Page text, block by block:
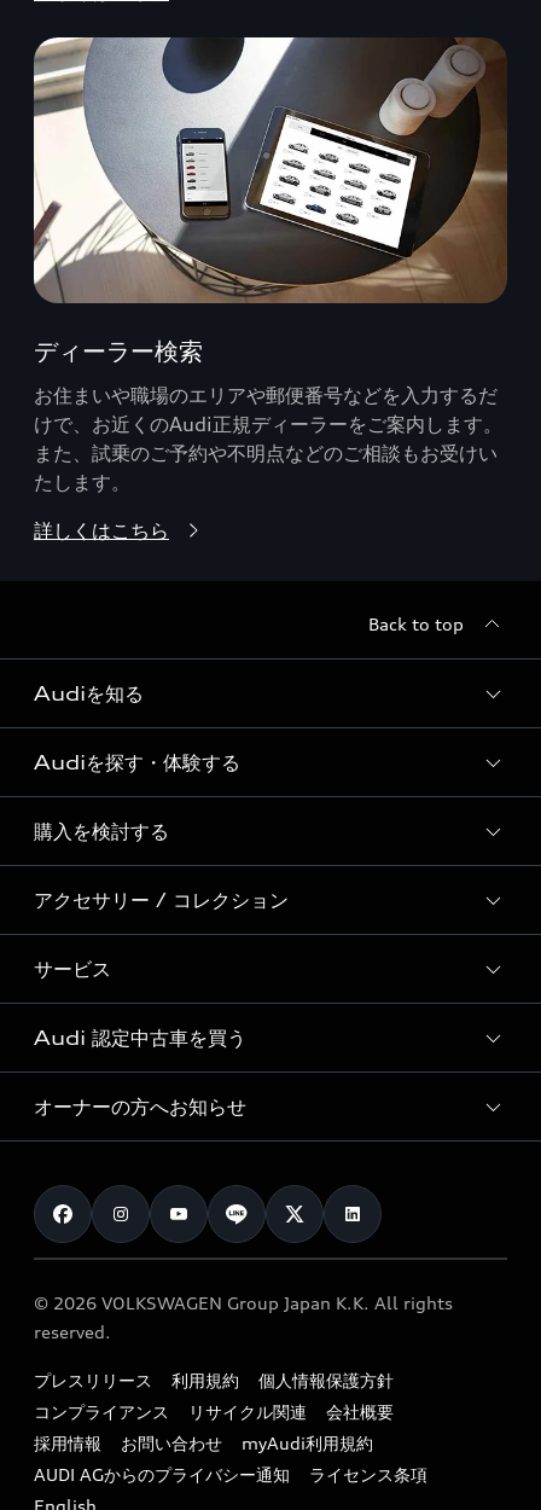
ディーラー検索
お住まいや職場のエリアや郵便番号などを入力するだ
けで、お近くのAudi正規ディーラーをご案内します。
また、試乗のご予約や不明点などのご相談もお受けい
たします。
詳しくはこちら
Back to top
Audiを知る
Audi ブランド
Story of Progress
Audi Sport
Formula 1®
デジタルサービス
Audiを探す・体験する
ディーラー検索
新車在庫検索
試乗車・展示車検索
見積り依頼
試乗予約
購入を検討する
モデル一覧
特別仕様モデル / 限定モデル
e-tronラインアップ
価格シミュレーション
車両比較
カタログ一覧
アクセサリー / コレクション
純正アクセサリー
オンラインショップ
Audi collection
アウディナビアプリ
サービス
サービス入庫予約
サービスプログラム
メンテナンス
車検 / 定期点検
e-tronアフターサポート
myAudi
Audi 認定中古車を買う
Audi認定中古車
クオリティ
保証
メンテナンス
ファイナンス
キャンペーン / イベント
買取査定
オーナーの方へお知らせ
お知らせ
オーナー様向けキャンペーン
特定整備適用車一覧
リサイクル法
よくある質問（FAQ）
© 2026 VOLKSWAGEN Group Japan K.K. All rights
reserved.
プレスリリース 利用規約
個人情報保護方針
コンプライアンス
リサイクル関連
会社概要
採用情報
お問い合わせ
myAudi利用規約
AUDI AGからのプライバシー通知
ライセンス条項
English